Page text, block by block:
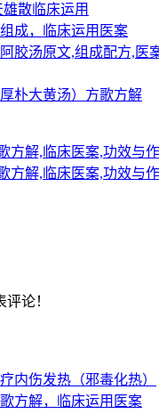
散临床运用
成，临床运用医案
胶汤原文,组成配方,医
朴大黄汤）方歌方解
方解,临床医案,功效与
方解,临床医案,功效与
论！
内伤发热（邪毒化热）
方解，临床运用医案